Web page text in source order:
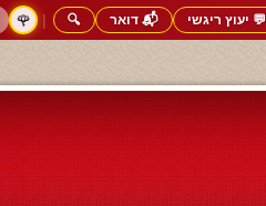
💬 יעוץ ריגשי 📬 דואר 🔍
|
🌹